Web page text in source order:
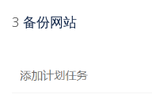
3 备份网站